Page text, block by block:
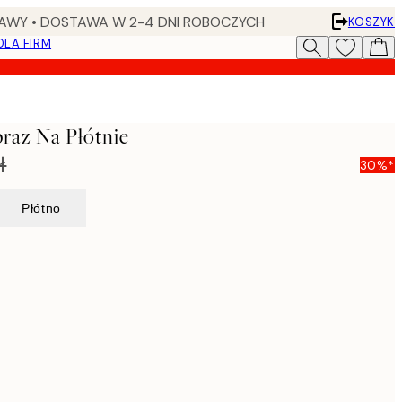
• DOSTAWA W 2-4 DNI ROBOCZYCH
KOSZYK
FIRM
Na Płótnie
30%*
Płótno